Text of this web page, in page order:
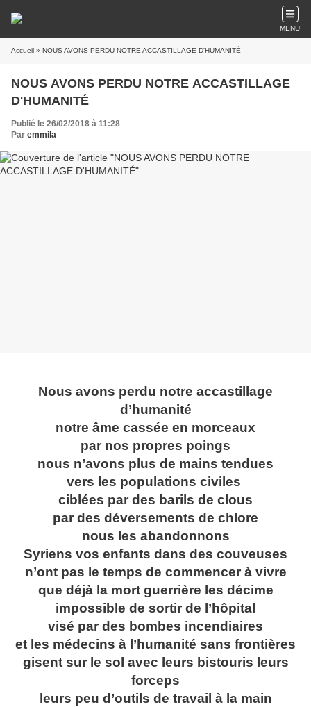
MENU
Accueil » NOUS AVONS PERDU NOTRE ACCASTILLAGE D'HUMANITÉ
NOUS AVONS PERDU NOTRE ACCASTILLAGE
D'HUMANITÉ
Publié le 26/02/2018 à 11:28
Par emmila
Nous avons perdu notre accastillage
d’humanité
notre âme cassée en morceaux
par nos propres poings
nous n’avons plus de mains tendues
vers les populations civiles
ciblées par des barils de clous
par des déversements de chlore
nous les abandonnons
Syriens vos enfants dans des couveuses
n’ont pas le temps de commencer à vivre
que déjà la mort guerrière les décime
impossible de sortir de l’hôpital
visé par des bombes incendiaires
et les médecins à l’humanité sans frontières
gisent sur le sol avec leurs bistouris leurs
forceps
leurs peu d’outils de travail à la main